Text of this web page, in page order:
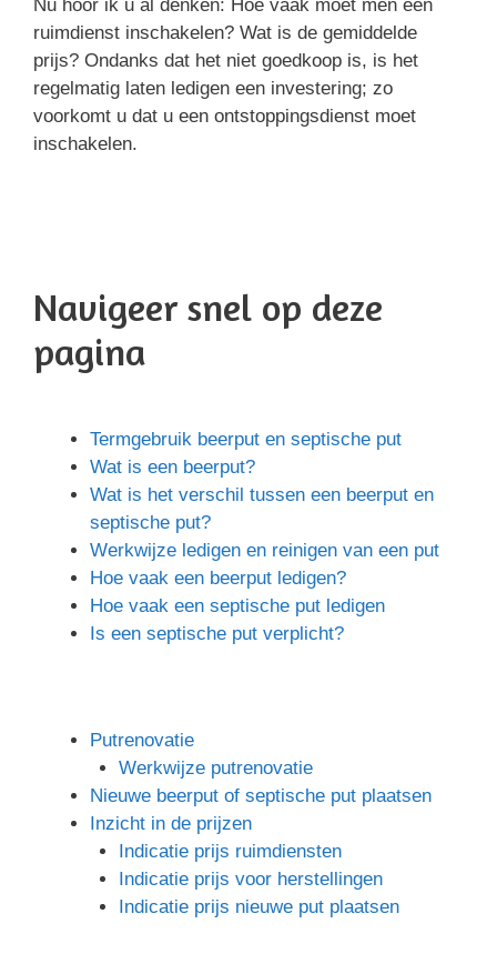
Nu hoor ik u al denken: Hoe vaak moet men een
ruimdienst inschakelen? Wat is de gemiddelde
prijs? Ondanks dat het niet goedkoop is, is het
regelmatig laten ledigen een investering; zo
voorkomt u dat u een ontstoppingsdienst moet
inschakelen.
Navigeer snel op deze
pagina
Termgebruik beerput en septische put
Wat is een beerput?
Wat is het verschil tussen een beerput en
septische put?
Werkwijze ledigen en reinigen van een put
Hoe vaak een beerput ledigen?
Hoe vaak een septische put ledigen
Is een septische put verplicht?
Putrenovatie
Werkwijze putrenovatie
Nieuwe beerput of septische put plaatsen
Inzicht in de prijzen
Indicatie prijs ruimdiensten
Indicatie prijs voor herstellingen
Indicatie prijs nieuwe put plaatsen